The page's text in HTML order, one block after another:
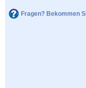
Fragen? Bekommen